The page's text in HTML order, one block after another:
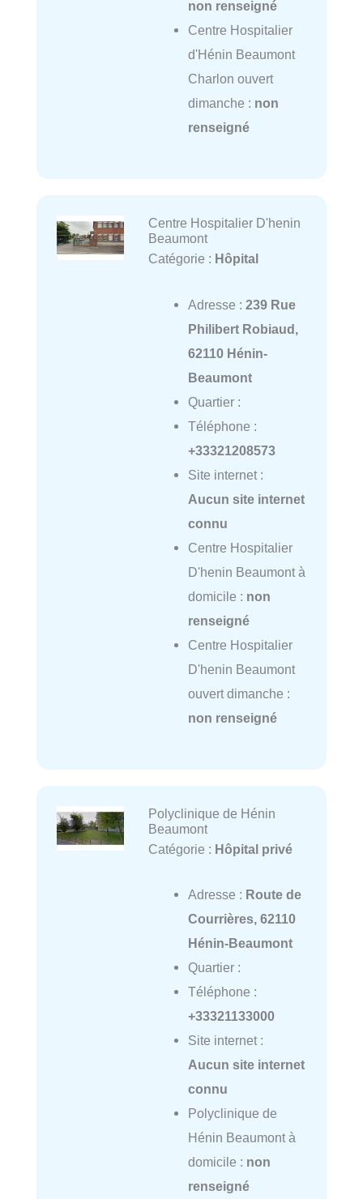
non renseigné
Centre Hospitalier
d'Hénin Beaumont
Charlon ouvert
dimanche : non
renseigné
Centre Hospitalier D'henin
Beaumont
Catégorie : Hôpital
Adresse : 239 Rue
Philibert Robiaud,
62110 Hénin-
Beaumont
Quartier :
Téléphone :
+33321208573
Site internet :
Aucun site internet
connu
Centre Hospitalier
D'henin Beaumont à
domicile : non
renseigné
Centre Hospitalier
D'henin Beaumont
ouvert dimanche :
non renseigné
Polyclinique de Hénin
Beaumont
Catégorie : Hôpital privé
Adresse : Route de
Courrières, 62110
Hénin-Beaumont
Quartier :
Téléphone :
+33321133000
Site internet :
Aucun site internet
connu
Polyclinique de
Hénin Beaumont à
domicile : non
renseigné